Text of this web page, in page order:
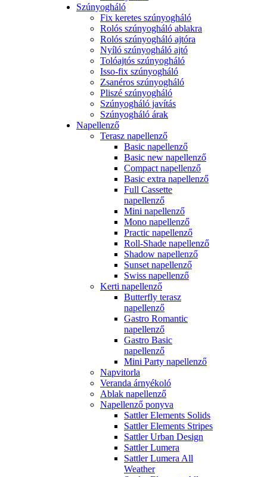
Szúnyogháló
Fix keretes szúnyogháló
Rolós szúnyogháló ablakra
Rolós szúnyogháló ajtóra
Nyíló szúnyogháló ajtó
Tolóajtós szúnyogháló
Isso-fix szúnyogháló
Zsanéros szúnyogháló
Pliszé szúnyogháló
Szúnyogháló javítás
Szúnyogháló árak
Napellenző
Terasz napellenző
Basic napellenző
Basic new napellenző
Compact napellenző
Basic extra napellenző
Full Cassette
napellenző
Mini napellenző
Mono napellenző
Practic napellenző
Roll-Shade napellenző
Shadow napellenző
Sunset napellenző
Swiss napellenző
Kerti napellenző
Butterfly terasz
napellenző
Gastro Romantic
napellenző
Gastro Basic
napellenző
Mini Party napellenző
Napvitorla
Veranda árnyékoló
Ablak napellenző
Napellenző ponyva
Sattler Elements Solids
Sattler Elements Stripes
Sattler Urban Design
Sattler Lumera
Sattler Lumera All
Weather